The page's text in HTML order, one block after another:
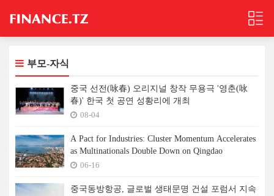
부모-자식
중국 선전(咏春) 오리지널 창작 무용극 '영춘(咏
春)' 한국 첫 공연 성황리에 개최
08-04
A Pact for Industries: Cluster Momentum Accelerates
as Multinationals Double Down on Qingdao
06-16
중국동방항공, 글로벌 생태문명 건설 포럼서 지속